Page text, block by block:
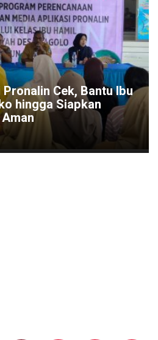
Cek, Bantu Ibu
hingga Siapkan